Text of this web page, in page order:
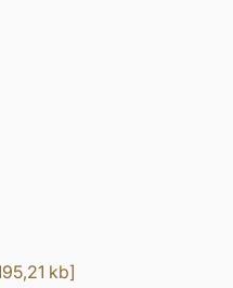
kb]